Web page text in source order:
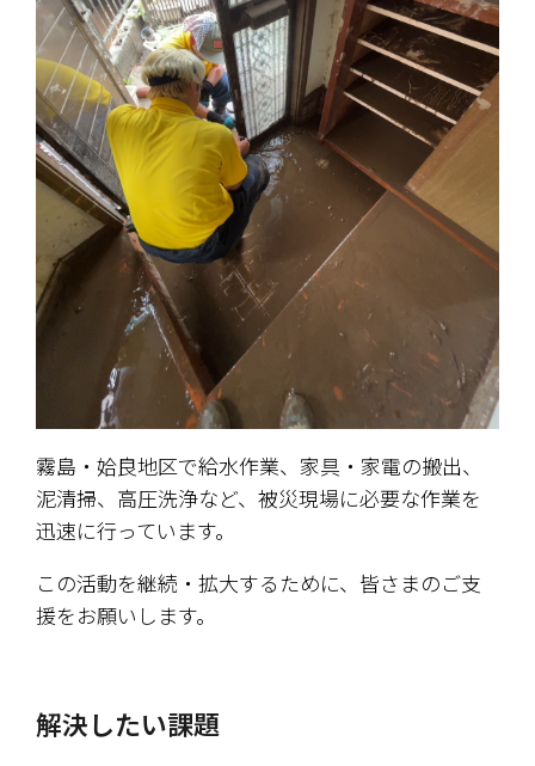
霧島・姶良地区で給水作業、家具・家電の搬出、
泥清掃、高圧洗浄など、被災現場に必要な作業を
迅速に行っています。
この活動を継続・拡大するために、皆さまのご支
援をお願いします。
解決したい課題